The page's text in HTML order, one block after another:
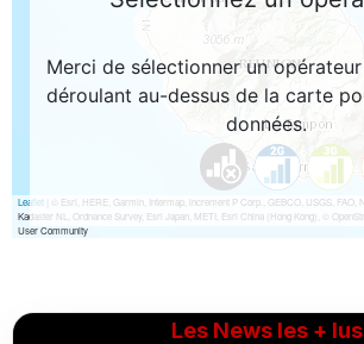
Les News les + lus